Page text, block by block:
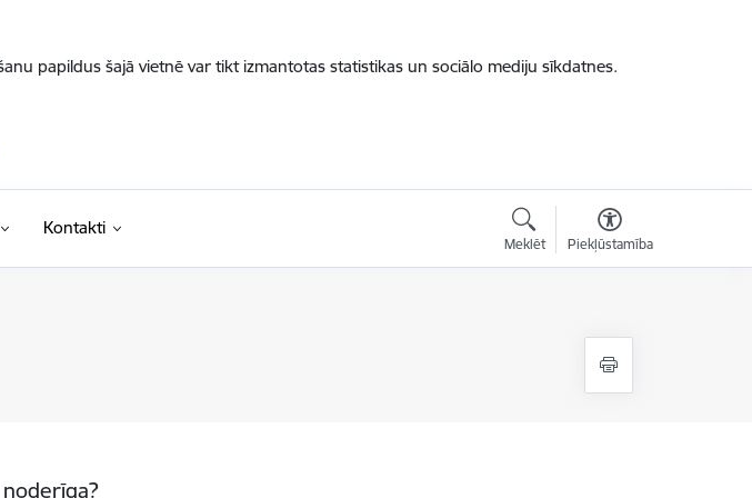
papildus šajā vietnē var tikt izmantotas statistikas un sociālo mediju sīkdatnes.
Kontakti
Meklēt Piekļūstamība